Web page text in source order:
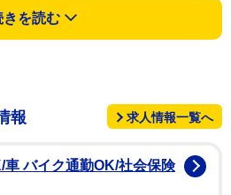
までの軌跡を、母の視点から温
進むラグビー選手を心からリス
して徹子もラグビーの大ファン
躍した平尾誠二さんについて熱
像に大興奮！
きを読む
報 求人情報一覧へ
車 バイク通勤OK/社会保険